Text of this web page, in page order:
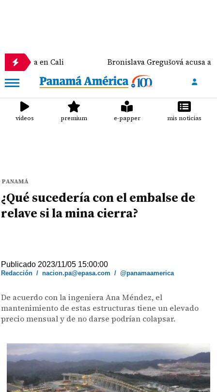
en Cali Bronislava Gregušová acusa a Mario
videos premium e-papper mis noticias
PANAMÁ
¿Qué sucedería con el embalse de
relave si la mina cierra?
Publicado 2023/11/05 15:00:00
Redacción /nacion.pa@epasa.com /@panamaamerica
De acuerdo con la ingeniera Ana Méndez, el
mantenimiento de estas estructuras tiene un elevado
precio mensual y de no darse podrían colapsar.